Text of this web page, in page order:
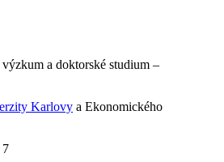
a doktorské studium –
Karlovy a Ekonomického
7